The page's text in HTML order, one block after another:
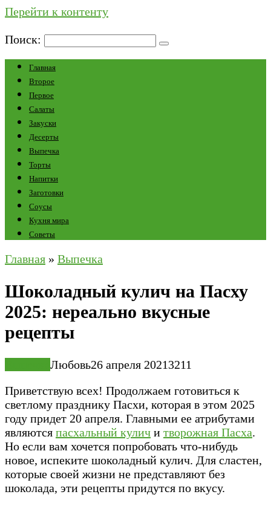
Перейти к контенту
Поиск:
Главная
Второе
Первое
Салаты
Закуски
Десерты
Выпечка
Торты
Напитки
Заготовки
Соусы
Кухня мира
Советы
Главная » Выпечка
Шоколадный кулич на Пасху
2025: нереально вкусные
рецепты
Любовь26 апреля 20213211
Приветствую всех! Продолжаем готовиться к
светлому празднику Пасхи, которая в этом 2025
году придет 20 апреля. Главными ее атрибутами
являются пасхальный кулич и творожная Пасха.
Но если вам хочется попробовать что-нибудь
новое, испеките шоколадный кулич. Для сластен,
которые своей жизни не представляют без
шоколада, эти рецепты придутся по вкусу.